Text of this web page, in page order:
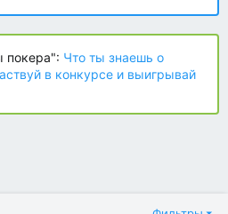
покера": Что ты знаешь о
в конкурсе и выигрывай